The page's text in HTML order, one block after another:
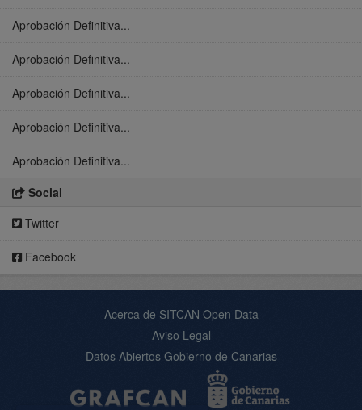
Aprobación Definitiva...
Aprobación Definitiva...
Aprobación Definitiva...
Aprobación Definitiva...
Aprobación Definitiva...
Social
Twitter
Facebook
Acerca de SITCAN Open Data
Aviso Legal
Datos Abiertos Gobierno de Canarias